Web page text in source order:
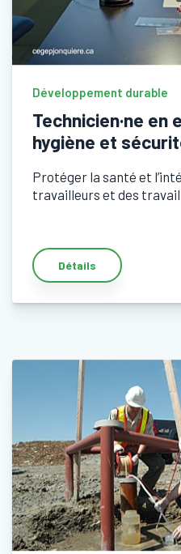
Développement durable
Technicien·ne en
hygiène et
Protéger la santé et
travailleurs et des
Détails